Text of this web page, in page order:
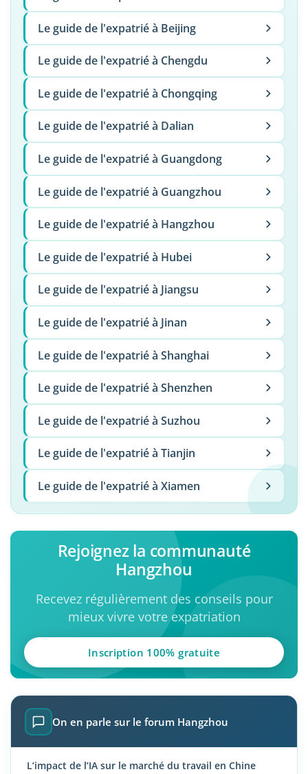
Le guide de l'expatrié à Beijing
Le guide de l'expatrié à Chengdu
Le guide de l'expatrié à Chongqing
Le guide de l'expatrié à Dalian
Le guide de l'expatrié à Guangdong
Le guide de l'expatrié à Guangzhou
Le guide de l'expatrié à Hangzhou
Le guide de l'expatrié à Hubei
Le guide de l'expatrié à Jiangsu
Le guide de l'expatrié à Jinan
Le guide de l'expatrié à Shanghai
Le guide de l'expatrié à Shenzhen
Le guide de l'expatrié à Suzhou
Le guide de l'expatrié à Tianjin
Le guide de l'expatrié à Xiamen
Rejoignez la communauté
Hangzhou
Recevez régulièrement des conseils pour
mieux vivre votre expatriation
Inscription 100% gratuite
On en parle sur le forum Hangzhou
L’impact de l’IA sur le marché du travail en Chine